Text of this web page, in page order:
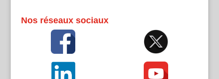
Nos réseaux sociaux